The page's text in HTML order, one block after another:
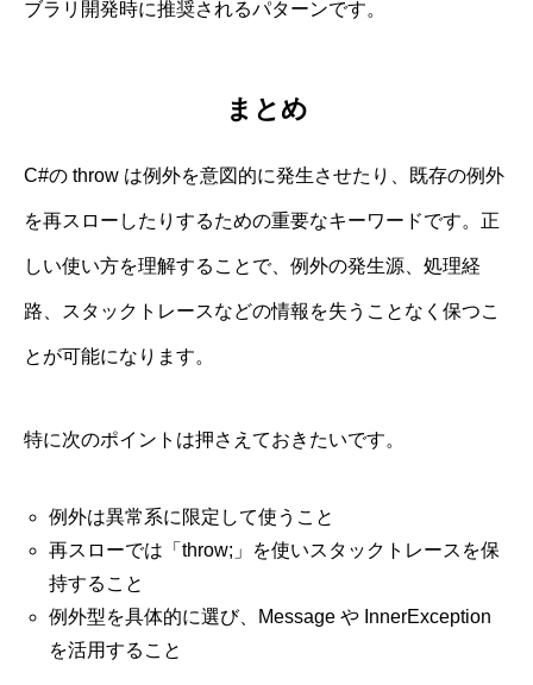
ブラリ開発時に推奨されるパターンです。
まとめ
C#の throw は例外を意図的に発生させたり、既存の例外
を再スローしたりするための重要なキーワードです。正
しい使い方を理解することで、例外の発生源、処理経
路、スタックトレースなどの情報を失うことなく保つこ
とが可能になります。
特に次のポイントは押さえておきたいです。
例外は異常系に限定して使うこと
再スローでは「throw;」を使いスタックトレースを保
持すること
例外型を具体的に選び、Message や InnerException
を活用すること